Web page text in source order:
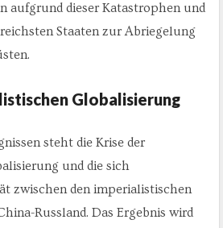
aufgrund dieser Katastrophen und
Staaten zur Abriegelung
Globalisierung
steht die Krise der
und die sich
zwischen den imperialistischen
Russland. Das Ergebnis wird